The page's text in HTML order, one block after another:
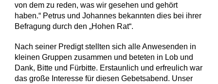
von dem zu reden, was wir gesehen und gehört
haben.“ Petrus und Johannes bekannten dies bei ihrer
Befragung durch den „Hohen Rat“.
Nach seiner Predigt stellten sich alle Anwesenden in
kleinen Gruppen zusammen und beteten in Lob und
Dank, Bitte und Fürbitte. Erstaunlich und erfreulich war
das große Interesse für diesen Gebetsabend. Unser